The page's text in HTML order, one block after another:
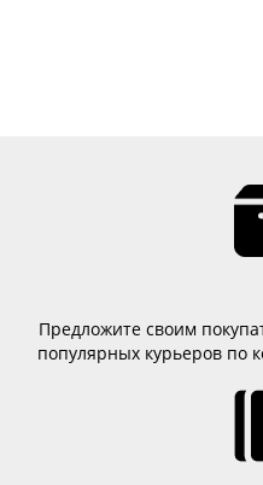
Предложите своим
популярных курьеров по